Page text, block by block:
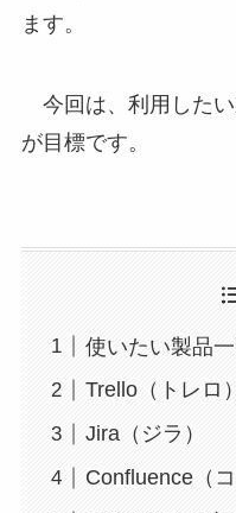
ます。
今回は、利用したい
が目標です。
使いたい製品
Trello（トレロ）
Jira（ジラ）
Confluence（